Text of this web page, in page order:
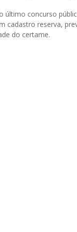
último concurso
cadastro reserva,
do certame.